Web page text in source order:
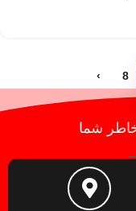
8
›
شما